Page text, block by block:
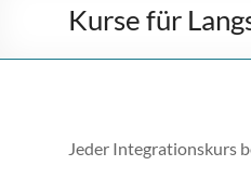
Kurse für
Jeder Integrationskurs